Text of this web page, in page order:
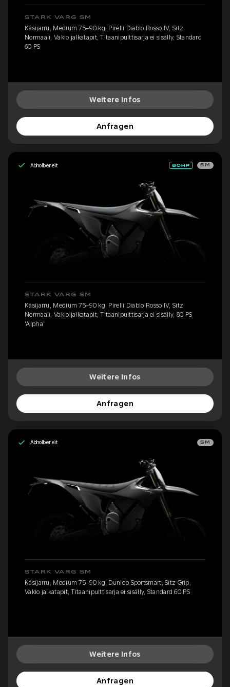
STARK VARG SM
Käsijarru, Medium 75–90 kg, Pirelli Diablo Rosso IV, Sitz
Normaali, Vakio jalkatapit, Titaanipulttisarja ei sisälly, Standard
60 PS
Weitere Infos
Anfragen
Abholbereit SM
STARK VARG SM
Käsijarru, Medium 75–90 kg, Pirelli Diablo Rosso IV, Sitz
Normaali, Vakio jalkatapit, Titaanipulttisarja ei sisälly, 80 PS
'Alpha'
Weitere Infos
Anfragen
Abholbereit SM
STARK VARG SM
Käsijarru, Medium 75–90 kg, Dunlop Sportsmart, Sitz Grip,
Vakio jalkatapit, Titaanipulttisarja ei sisälly, Standard 60 PS
Weitere Infos
Anfragen